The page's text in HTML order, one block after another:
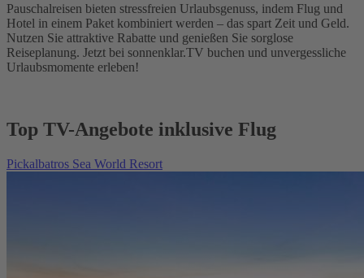
Pauschalreisen bieten stressfreien Urlaubsgenuss, indem Flug und
Hotel in einem Paket kombiniert werden – das spart Zeit und Geld.
Nutzen Sie attraktive Rabatte und genießen Sie sorglose
Reiseplanung. Jetzt bei sonnenklar.TV buchen und unvergessliche
Urlaubsmomente erleben!
Top TV-Angebote inklusive Flug
Pickalbatros Sea World Resort